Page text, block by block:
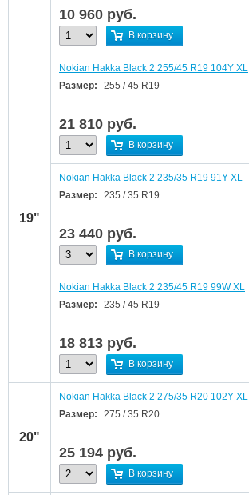
10 960 руб.
В корзину
19"
Nokian Hakka Black 2 255/45 R19 104Y XL
Размер:
255 / 45 R19
21 810 руб.
В корзину
Nokian Hakka Black 2 235/35 R19 91Y XL
Размер:
235 / 35 R19
23 440 руб.
В корзину
Nokian Hakka Black 2 235/45 R19 99W XL
Размер:
235 / 45 R19
18 813 руб.
В корзину
20"
Nokian Hakka Black 2 275/35 R20 102Y XL
Размер:
275 / 35 R20
25 194 руб.
В корзину